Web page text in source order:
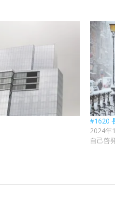
#1620
2024年
自己啓